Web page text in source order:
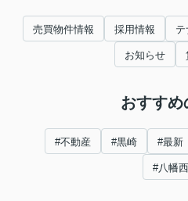
売買物件情報 採用情報
お知らせ
おすすめ
#不動産 #黒崎 #最新
#八幡